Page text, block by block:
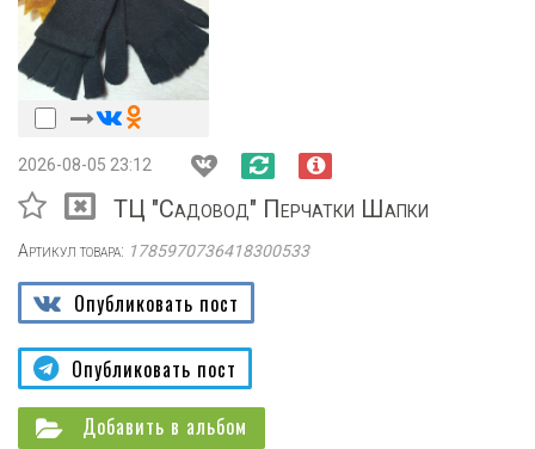
2026-08-05 23:12
ТЦ "Садовод" Перчатки Шапки
Артикул товара: 1785970736418300533
Опубликовать пост
Опубликовать пост
Добавить в альбом